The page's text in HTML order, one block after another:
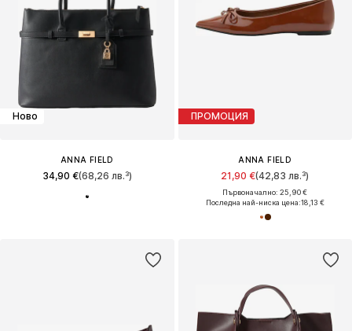
Ново
ANNA FIELD
34,90 €(68,26 лв.³)
ПРОМОЦИЯ
ANNA FIELD
21,90 €(42,83 лв.³)
Първоначално: 25,90 €
Последна най-ниска цена:18,13 €